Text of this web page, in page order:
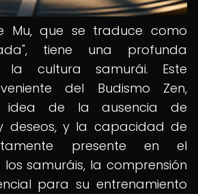
Mu, que se traduce como
tiene una profunda
la cultura samurái. Este
del Budismo Zen,
idea de la ausencia de
deseos, y la capacidad de
presente en el
samuráis, la comprensión
para su entrenamiento